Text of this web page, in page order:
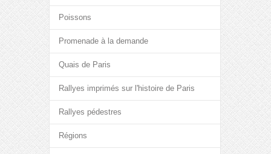
Poissons
Promenade à la demande
Quais de Paris
Rallyes imprimés sur l'histoire de Paris
Rallyes pédestres
Régions